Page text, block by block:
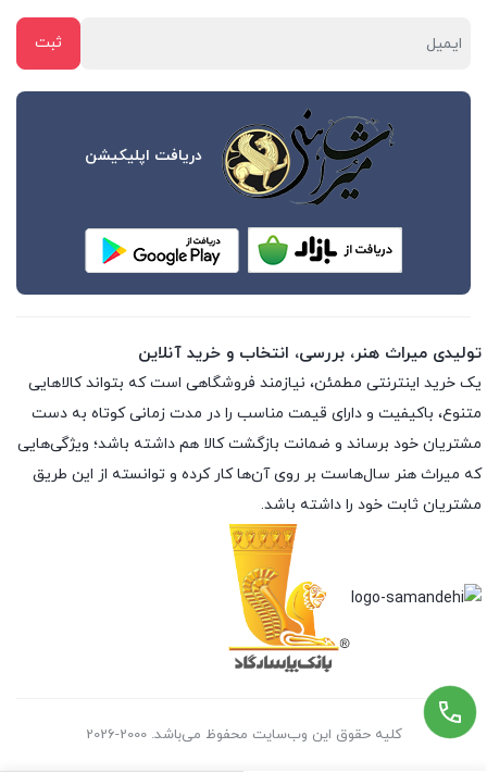
دریافت اپلیکیشن
تولیدی میراث هنر، بررسی، انتخاب و خرید آنلاین
یک خرید اینترنتی مطمئن، نیازمند فروشگاهی است که بتواند کالاهایی
متنوع، باکیفیت و دارای قیمت مناسب را در مدت زمانی کوتاه به دست
مشتریان خود برساند و ضمانت بازگشت کالا هم داشته باشد؛ ویژگی‌هایی
که میراث هنر سال‌هاست بر روی آن‌ها کار کرده و توانسته از این طریق
مشتریان ثابت خود را داشته باشد.
کلیه حقوق این وب‌سایت محفوظ می‌باشد. 2000-2026